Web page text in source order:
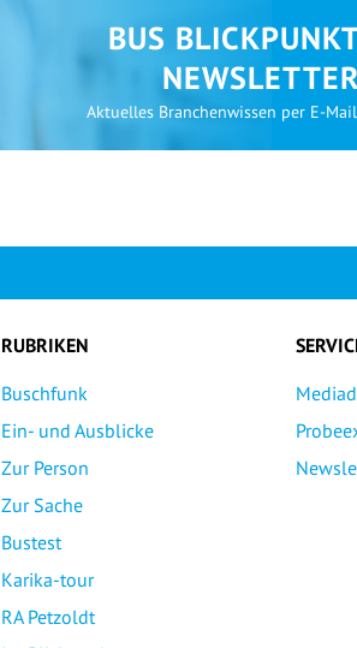
BUS
NEWSLETTER
Aktuelles Branchenwissen per E-
RUBRIKEN
Buschfunk
Ein- und Ausblicke
Zur Person
Zur Sache
Bustest
Karika-tour
RA Petzoldt